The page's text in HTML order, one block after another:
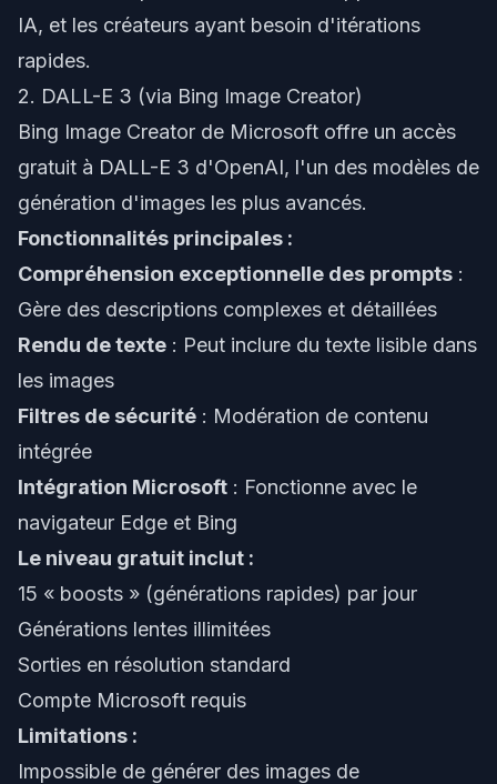
IA, et les créateurs ayant besoin d'itérations
rapides.
2. DALL-E 3 (via Bing Image Creator)
Bing Image Creator de Microsoft offre un accès
gratuit à DALL-E 3 d'OpenAI, l'un des modèles de
génération d'images les plus avancés.
Fonctionnalités principales :
Compréhension exceptionnelle des prompts :
Gère des descriptions complexes et détaillées
Rendu de texte : Peut inclure du texte lisible dans
les images
Filtres de sécurité : Modération de contenu
intégrée
Intégration Microsoft : Fonctionne avec le
navigateur Edge et Bing
Le niveau gratuit inclut :
15 « boosts » (générations rapides) par jour
Générations lentes illimitées
Sorties en résolution standard
Compte Microsoft requis
Limitations :
Impossible de générer des images de